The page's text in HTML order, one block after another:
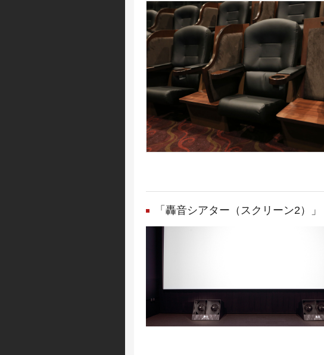
「轟音シアター（スクリーン2）」